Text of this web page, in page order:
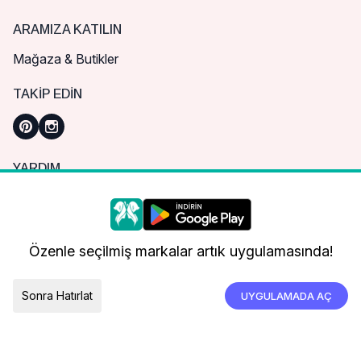
ARAMIZA KATILIN
Mağaza & Butikler
TAKIP EDIN
YARDIM
Sık Sorulan Sorular
Nasıl Sipariş Verebilirim?
Kargo ve Teslimat
Daha iyi bir alışveriş deneyimi için çerezleri
kullanıyoruz.
Özenle seçilmiş markalar artık uygulamasında!
Sonra Hatırlat UYGULAMADA AÇ